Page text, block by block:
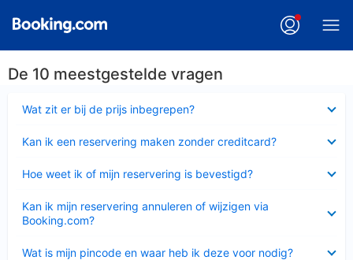
De 10 meestgestelde vragen
Wat zit er bij de prijs inbegrepen?
Kan ik een reservering maken zonder creditcard?
Hoe weet ik of mijn reservering is bevestigd?
Kan ik mijn reservering annuleren of wijzigen via
Booking.com?
Wat is mijn pincode en waar heb ik deze voor nodig?